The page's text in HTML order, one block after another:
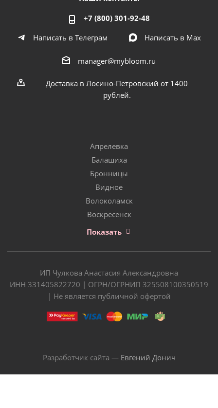
+7 (800) 301-92-48
Написать в Телеграм
Написать в Мах
manager@mybloom.ru
Доставка в Лосино-Петровский от 1400
рублей.
Апрелевка
Балашиха
Бронницы
Видное
Волоколамск
Воскресенск
Показать
ИП Чулкова Анастасия Александровна
ИНН 331405822720 | ОГРН/ОГРНИП 325508100350519
| Не является публичной офертой
Разработчик сайта — Евгений Донич